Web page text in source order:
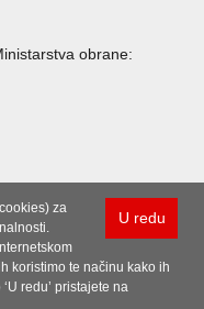
obrane:
U redu
za
koristimo te načinu kako ih
redu’ pristajete na